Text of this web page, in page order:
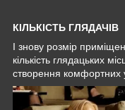
КІЛЬКІСТЬ ГЛЯДАЧІВ
І знову розмір
кількість глядацьких
створення комфортних